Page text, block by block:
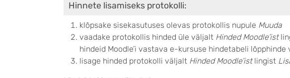
Hinnete lisamiseks protokolli:
klõpsake sisekasutuses olevas protokollis nupule Muuda
vaadake protokollis hinded üle väljalt Hinded Moodle’ist
hindeid Moodle’i vastava e-kursuse hindetabeli lõpphinde
lisage hinded protokolli väljalt Hinded Moodle’ist lingist